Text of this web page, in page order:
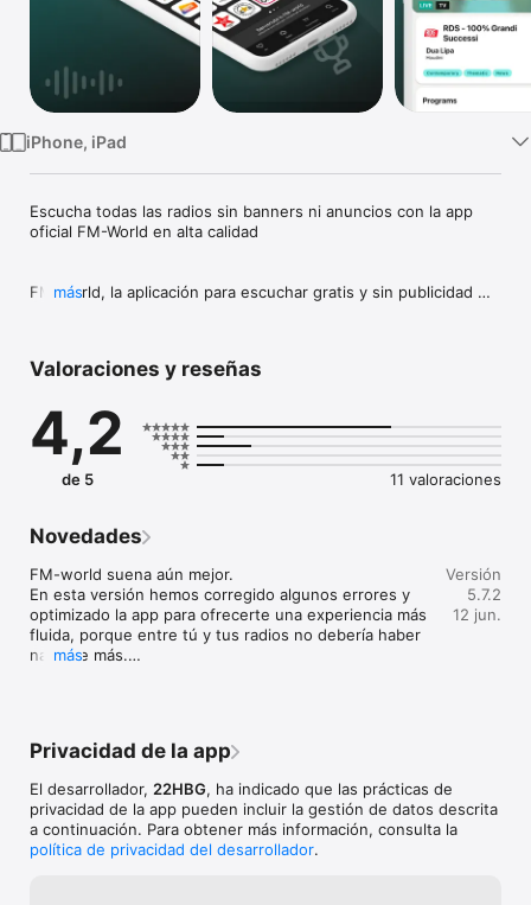
iPhone, iPad
Escucha todas las radios sin banners ni anuncios con la app
oficial FM-World en alta calidad
FM-World, la aplicación para escuchar gratis y sin publicidad
radio y locutores que amas.
FM-world tiene nueva imagen, nuevas funciones y te permite
escuchar todas las estaciones de radio AM y FM con un
consumo de ancho de banda muy pequeño y con una interfaz
aún más simple.
La app FM-World te permite escuchar audio digital en tu
tu coche con el sistema CarPlay, sin publicidad.
Ve los programas de tus locutores favoritos cuando quieras,
ve la radiovisión y la radio visual con un simple toque en la
aplicación, en alta calidad y todo en una sola aplicación.
Gratis y sin anuncios
emisoras internacionales
Búsqueda de frecuencia por región y provincia
Disponible en todos tus dispositivos
más
Valoraciones y reseñas
4,2
de 5 11 valoraciones
Novedades
FM-world suena aún mejor.
En esta versión hemos corregido algunos errores y
optimizado la app para ofrecerte una experiencia más
fluida, porque entre tú y tus radios no debería haber
nada de más.
más
Versión
5.7.2
12 jun.
Privacidad de la app
El desarrollador, 22HBG, ha indicado que las prácticas de
privacidad de la app pueden incluir la gestión de datos descrita
a continuación. Para obtener más información, consulta la
política de privacidad del desarrollador.